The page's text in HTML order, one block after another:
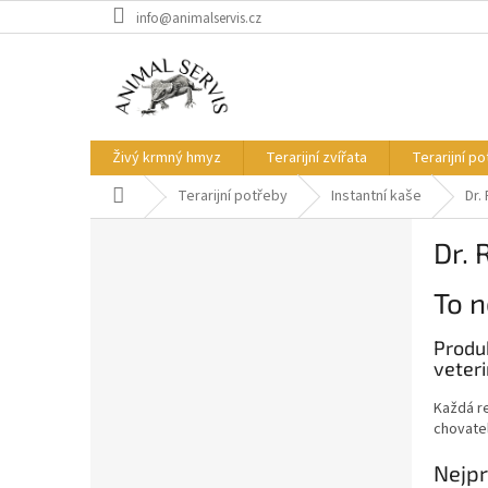
na
info@animalservis.cz
Živý krmný hmyz Terarijní zvířata Terarijní
Domů Terarijní potřeby Instantní kaše Dr.
Dr.
To
Každá